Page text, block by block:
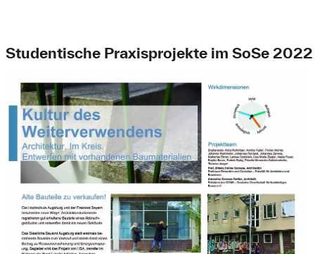
Studentische Praxisprojekte im SoSe 2022